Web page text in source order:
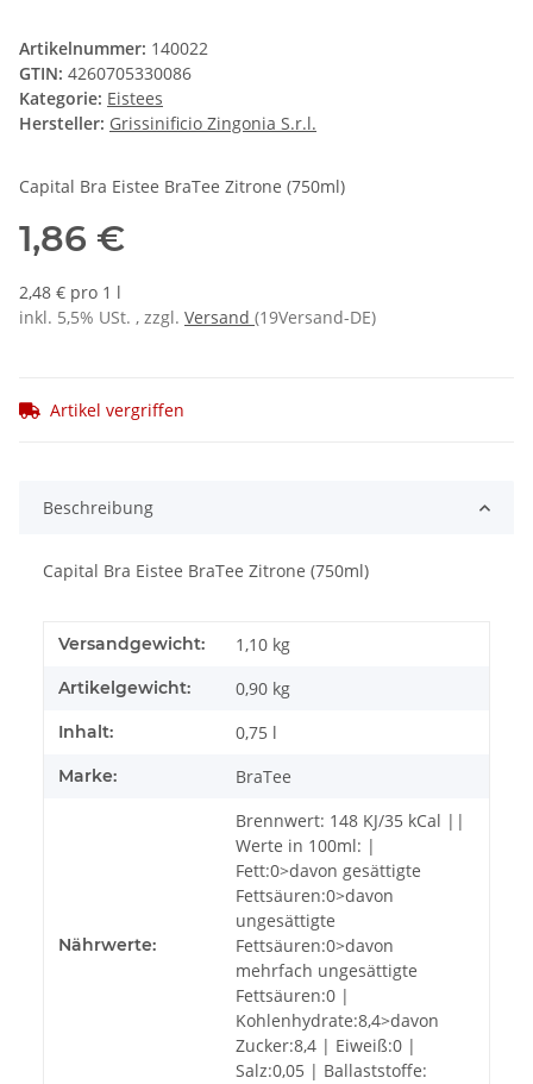
Artikelnummer: 140022
GTIN: 4260705330086
Kategorie: Eistees
Hersteller: Grissinificio Zingonia S.r.l.
Capital Bra Eistee BraTee Zitrone (750ml)
1,86 €
2,48 € pro 1 l
inkl. 5,5% USt. , zzgl. Versand (19Versand-DE)
Artikel vergriffen
Beschreibung
Capital Bra Eistee BraTee Zitrone (750ml)
Versandgewicht: 1,10 kg
Artikelgewicht: 0,90 kg
Inhalt: 0,75 l
Marke: BraTee
Nährwerte:
Brennwert: 148 KJ/35 kCal ||
Werte in 100ml: |
Fett:0>davon gesättigte
Fettsäuren:0>davon
ungesättigte
Fettsäuren:0>davon
mehrfach ungesättigte
Fettsäuren:0 |
Kohlenhydrate:8,4>davon
Zucker:8,4 | Eiweiß:0 |
Salz:0,05 | Ballaststoffe: